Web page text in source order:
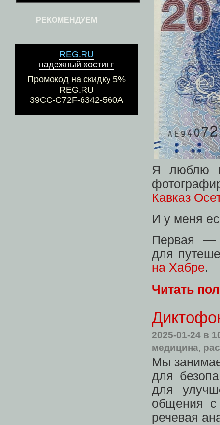
РЕКОМЕНДУЕМ
REG.RU
надежный хостинг
Промокод на скидку 5%
REG.RU
39CC-C72F-6342-560A
Я люблю
Кавказ
И у меня
Первая —
для
на Хабре.
Читать
2025-01-24 в
медицина,
Мы
для
для
общения с
речевая